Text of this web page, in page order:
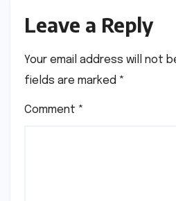
Leave a Reply
Your email address will not
fields are marked *
Comment *